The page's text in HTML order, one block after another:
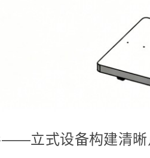
——立式设备构建清晰